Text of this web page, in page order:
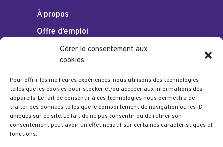
Gérer le consentement aux
cookies
Pour offrir les meilleures expériences, nous utilisons des technologies
telles que les cookies pour stocker et/ou accéder aux informations des
appareils. Le fait de consentir à ces technologies nous permettra de
traiter des données telles que le comportement de navigation ou les ID
uniques sur ce site. Le fait de ne pas consentir ou de retirer son
consentement peut avoir un effet négatif sur certaines caractéristiques et
fonctions.
À propos
Offre d’emploi
SUIVEZ-NOUS